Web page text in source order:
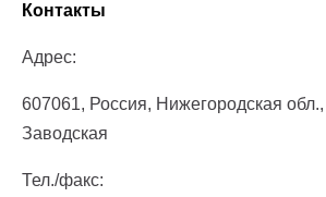
Контакты
Адрес:
607061, Россия, Нижегородская обл.,
Заводская
Тел./факс: